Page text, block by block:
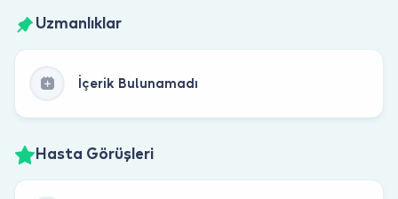
Uzmanlıklar
İçerik Bulunamadı
Hasta Görüşleri